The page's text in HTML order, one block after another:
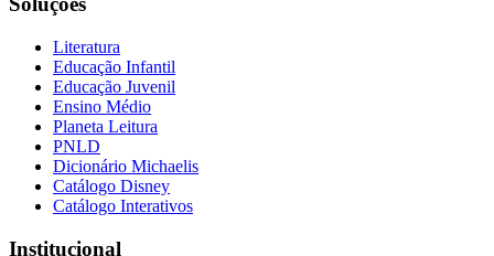
Literatura
Educação Infantil
Educação Juvenil
Ensino Médio
Planeta Leitura
PNLD
Dicionário Michaelis
Catálogo Disney
Catálogo Interativos
Institucional